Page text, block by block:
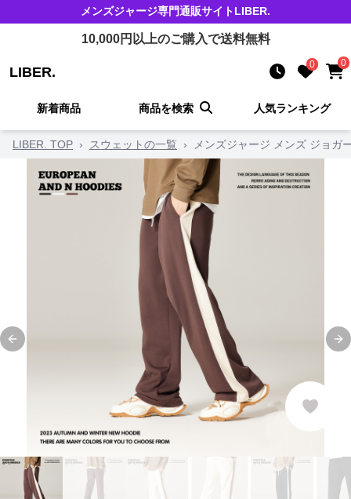
メンズジャージ専門通販サイトLIBER.
10,000円以上のご購入で送料無料
LIBER. 0 0
新着商品 商品を検索 人気ランキング
LIBER. TOP › スウェットの一覧 › メンズジャージ メンズ ジョガ
Previous slide